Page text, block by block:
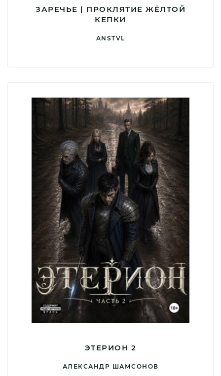
ЗАРЕЧЬЕ | ПРОКЛЯТИЕ ЖЁЛТОЙ
КЕПКИ
ANSTVL
ЭТЕРИОН 2
АЛЕКСАНДР ШАМСОНОВ